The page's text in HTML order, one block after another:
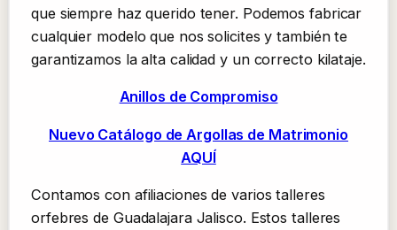
que siempre haz querido tener. Podemos fabricar
cualquier modelo que nos solicites y también te
garantizamos la alta calidad y un correcto kilataje.
Anillos de Compromiso
Nuevo Catálogo de Argollas de Matrimonio
AQUÍ
Contamos con afiliaciones de varios talleres
orfebres de Guadalajara Jalisco. Estos talleres